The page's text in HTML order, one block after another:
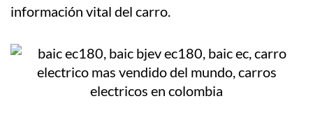
información vital del carro.